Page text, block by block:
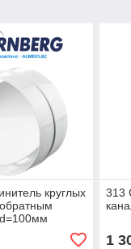
круглых
313
1